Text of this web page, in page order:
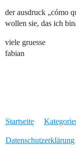
der ausdruck „cómo
wollen sie, das ich
viele gruesse
fabian
Startseite
Datenschutzerklärung